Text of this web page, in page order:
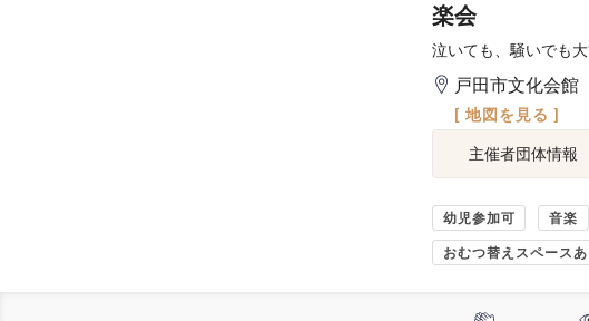
楽会
泣いても、騒いでも
戸田市文化会
[ 地図を見る ]
主催者団体情報
幼児参加可 音楽
おむつ替えスペースあ